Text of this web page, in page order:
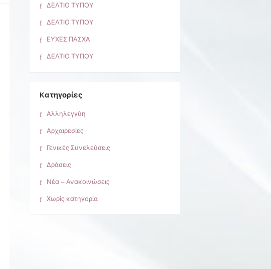
ΔΕΛΤΙΟ ΤΥΠΟΥ
ΔΕΛΤΙΟ ΤΥΠΟΥ
ΕΥΧΕΣ ΠΑΣΧΑ
ΔΕΛΤΙΟ ΤΥΠΟΥ
Kατηγορίες
Αλληλεγγύη
Αρχαιρεσίες
Γενικές Συνελεύσεις
Δράσεις
Νέα – Ανακοινώσεις
Χωρίς κατηγορία